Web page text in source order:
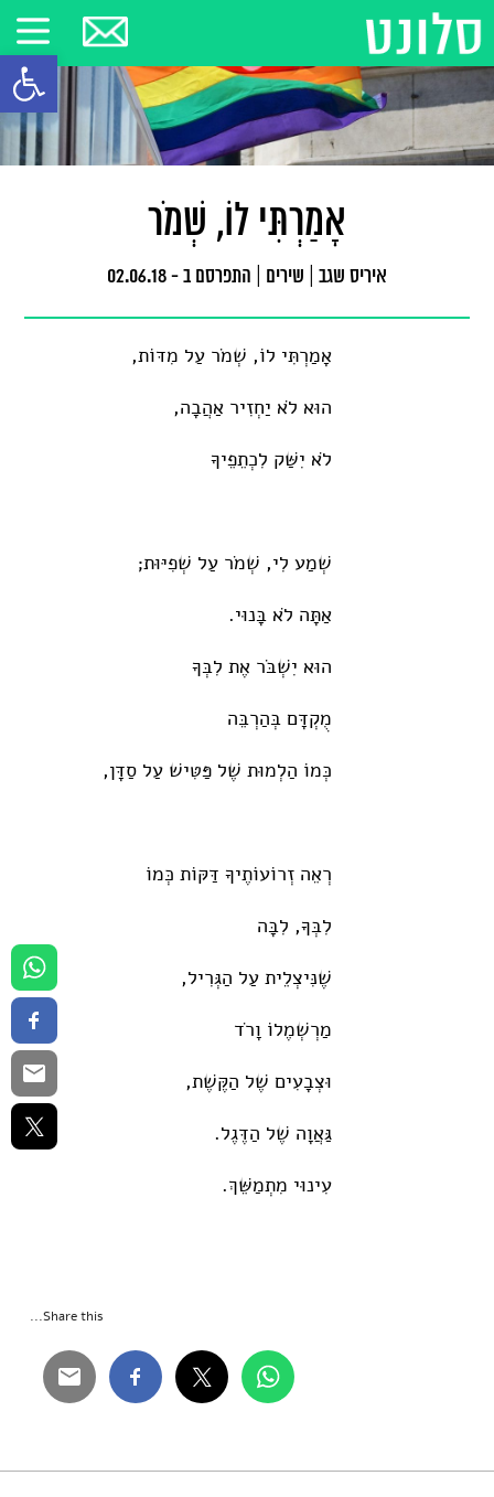
פתח
אָמַרְתִּי לוֹ, שְׁמֹר
איריס שגב שירים התפרסם ב - 02.06.18
אָמַרְתִּי לוֹ, שְׁמֹר עַל מִדּוֹת,
הוּא לֹא יַחְזִיר אַהֲבָה,
לֹא יִשַּׁק לִכְתֵפֵיךָ
שְׁמַע לִי, שְׁמֹר עַל שְׁפִיּוּת;
אַתָּה לֹא בָּנוּי.
הוּא יִשְׁבֹּר אֶת לִבְּךָ
מֻקְדָּם בְּהַרְבֵּה
כְּמוֹ הַלְמוּת שֶׁל פַּטִּישׁ עַל סַדָּן,
רְאֵה זְרוֹעוֹתֶיךָ דַּקּוֹת כְּמוֹ
לִבְּךָ, לִבָּה
שֶׁנִּיצְלֵית עַל הַגְּרִיל,
מַרְשְׁמֶלוֹ וָרֹד
וּצְבָעִים שֶׁל הַקֶּשֶׁת,
גַּאֲוָה שֶׁל הַדֶּגֶל.
עִינוּי מִתְמַשֵּׁךְ.
Share this...